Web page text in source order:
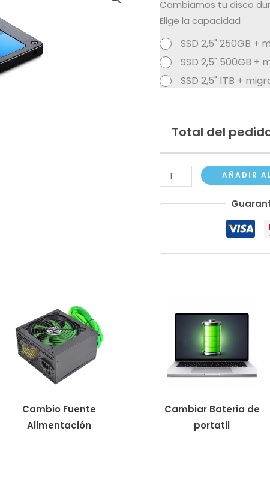
Cambiamos tu disco
Elige la capacidad
SSD 2,5" 250GB +
SSD 2,5" 500GB +
SSD 2,5" 1TB +
Total del
Cambio
SSD
2,5"
Migracion
AÑADIR
Cambio Fuente
Alimentación
Cambiar Bateria de
portatil